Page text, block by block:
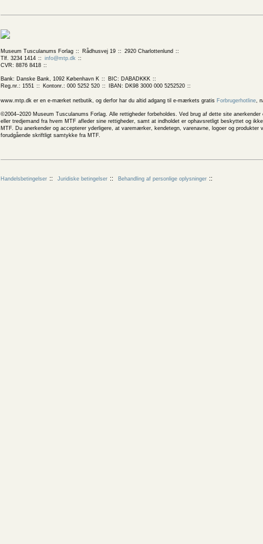
Museum Tusculanums Forlag Rådhusvej 19
2920 Charlottenlund
Tlf. 3234 1414
info@mtp.dk
CVR: 8876 8418
Bank: Danske Bank, 1092 København K
BIC: DABADKKK
Reg.nr.: 1551
Kontonr.: 000 5252 520 IBAN: DK98 3000 000 5252520
www.mtp.dk er en e-mærket netbutik, og derfor har du altid adgang til e-mærkets gratis Forbrugerhotline,
©2004–2020 Museum Tusculanums Forlag. Alle rettigheder forbeholdes. Ved brug af dette site
eller tredjemand fra hvem MTF afleder sine rettigheder, samt at indholdet er ophavsretligt beskyttet og
MTF. Du anerkender og accepterer yderligere, at varemærker, kendetegn, varenavne, logoer og
forudgående skriftligt samtykke fra MTF.
Handelsbetingelser Juridiske betingelser Behandling af personlige oplysninger